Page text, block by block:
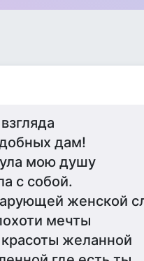
дам!
мою душу
с собой.
женской
мечты
желанной